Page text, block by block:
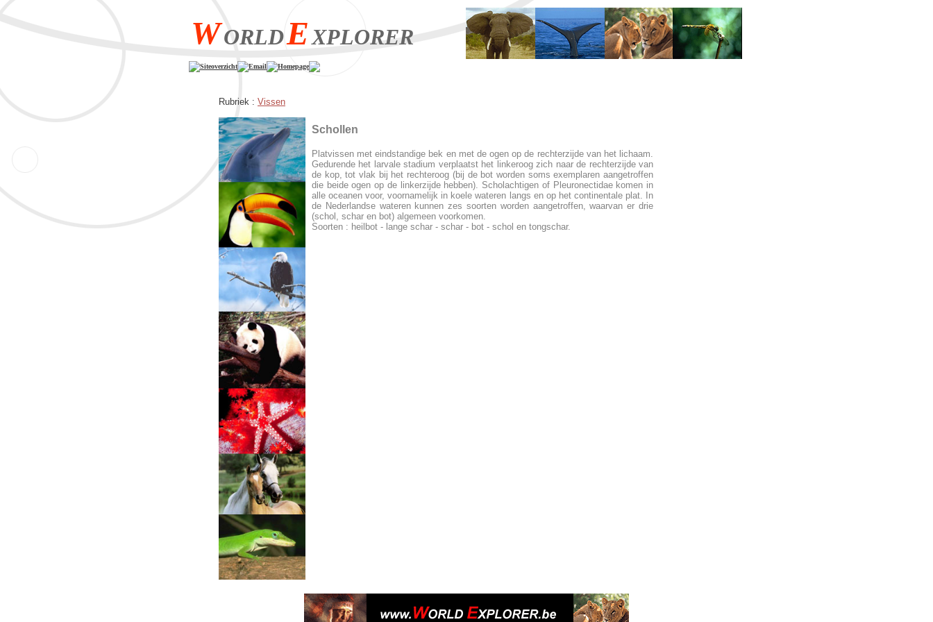
WORLDEXPLORER
Siteoverzicht Email Homepage
Rubriek : Vissen
Schollen
Platvissen met eindstandige bek en met de ogen op de rechterzijde van het lichaam.
Gedurende het larvale stadium verplaatst het linkeroog zich naar de rechterzijde van
de kop, tot vlak bij het rechteroog (bij de bot worden soms exemplaren aangetroffen
die beide ogen op de linkerzijde hebben). Scholachtigen of Pleuronectidae komen in
alle oceanen voor, voornamelijk in koele wateren langs en op het continentale plat. In
de Nederlandse wateren kunnen zes soorten worden aangetroffen, waarvan er drie
(schol, schar en bot) algemeen voorkomen.
Soorten : heilbot - lange schar - schar - bot - schol en tongschar.